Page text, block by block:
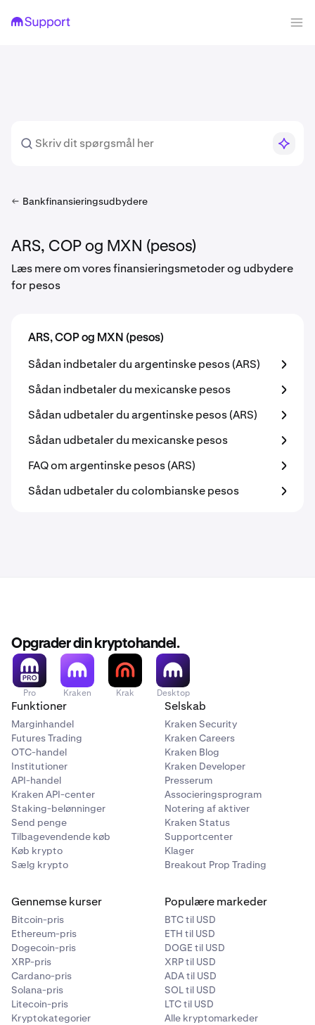
Bankfinansieringsudbydere
ARS, COP og MXN (pesos)
Læs mere om vores finansieringsmetoder og udbydere
for pesos
ARS, COP og MXN (pesos)
Sådan indbetaler du argentinske pesos (ARS)
Sådan indbetaler du mexicanske pesos
Sådan udbetaler du argentinske pesos (ARS)
Sådan udbetaler du mexicanske pesos
FAQ om argentinske pesos (ARS)
Sådan udbetaler du colombianske pesos
Opgrader din kryptohandel.
Pro Kraken Krak Desktop
Funktioner
Marginhandel
Futures Trading
OTC-handel
Institutioner
API-handel
Kraken API-center
Staking-belønninger
Send penge
Tilbagevendende køb
Køb krypto
Sælg krypto
Selskab
Kraken Security
Kraken Careers
Kraken Blog
Kraken Developer
Presserum
Associeringsprogram
Notering af aktiver
Kraken Status
Supportcenter
Klager
Breakout Prop Trading
Gennemse kurser
Bitcoin-pris
Ethereum-pris
Dogecoin-pris
XRP-pris
Cardano-pris
Solana-pris
Litecoin-pris
Kryptokategorier
Populære markeder
BTC til USD
ETH til USD
DOGE til USD
XRP til USD
ADA til USD
SOL til USD
LTC til USD
Alle kryptomarkeder